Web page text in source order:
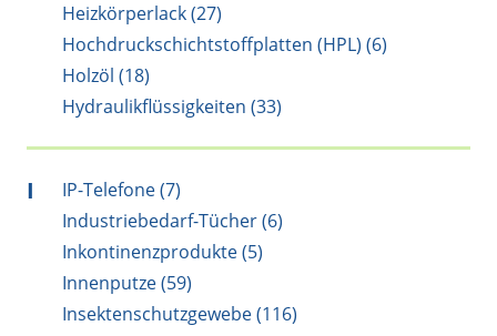
Heizkörperlack (27)
Hochdruckschichtstoffplatten (HPL) (6)
Holzöl (18)
Hydraulikflüssigkeiten (33)
I
IP-Telefone (7)
Industriebedarf-Tücher (6)
Inkontinenzprodukte (5)
Innenputze (59)
Insektenschutzgewebe (116)